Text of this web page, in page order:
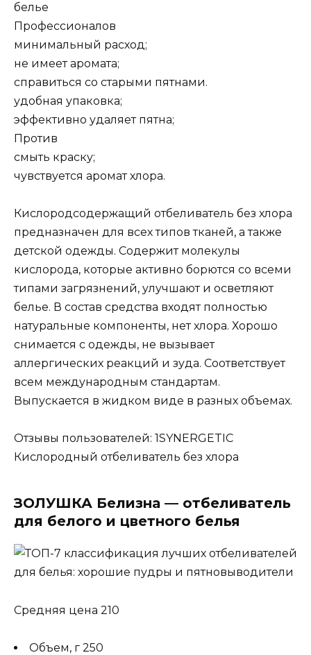
белье
Профессионалов
минимальный расход;
не имеет аромата;
справиться со старыми пятнами.
удобная упаковка;
эффективно удаляет пятна;
Против
смыть краску;
чувствуется аромат хлора.
Кислородсодержащий отбеливатель без хлора
предназначен для всех типов тканей, а также
детской одежды. Содержит молекулы
кислорода, которые активно борются со всеми
типами загрязнений, улучшают и осветляют
белье. В состав средства входят полностью
натуральные компоненты, нет хлора. Хорошо
снимается с одежды, не вызывает
аллергических реакций и зуда. Соответствует
всем международным стандартам.
Выпускается в жидком виде в разных объемах.
Отзывы пользователей: 1SYNERGETIC
Кислородный отбеливатель без хлора
ЗОЛУШКА Белизна — отбеливатель
для белого и цветного белья
Средняя цена 210
Объем, г 250